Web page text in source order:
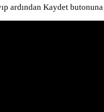
ardından Kaydet